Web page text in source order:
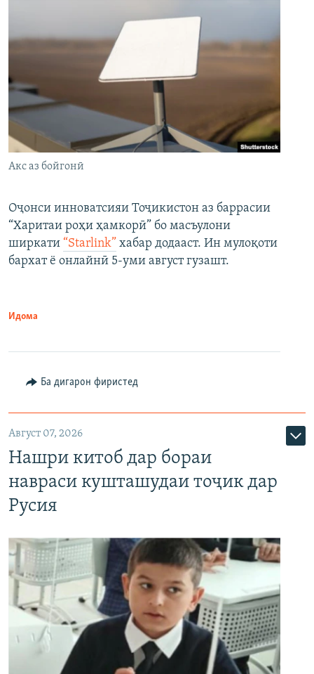
Акс аз бойгонӣ
Оҷонси инноватсияи Тоҷикистон аз баррасии
“Харитаи роҳи ҳамкорӣ” бо масъулони
ширкати “Starlink” хабар додааст. Ин мулоқоти
бархат ё онлайнӣ 5-уми август гузашт.
Идома
Ба дигарон фиристед
Август 07, 2026
Нашри китоб дар бораи
навраси кушташудаи тоҷик дар
Русия